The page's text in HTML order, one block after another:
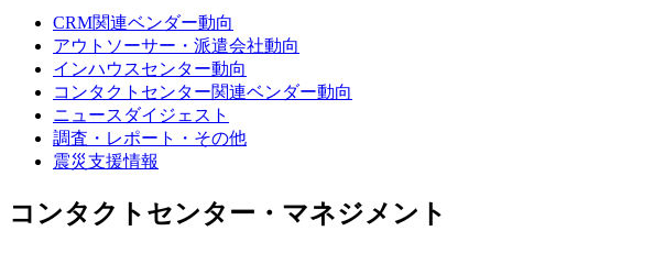
CRM関連ベンダー動向
アウトソーサー・派遣会社動向
インハウスセンター動向
コンタクトセンター関連ベンダー動向
ニュースダイジェスト
調査・レポート・その他
震災支援情報
コンタクトセンター・マネジメント